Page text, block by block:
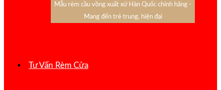
Mẫu rèm cầu vồng xuất xứ Hàn Quốc chính hãng -
Mang đến trẻ trung, hiện đại
Tư Vấn Rèm Cửa